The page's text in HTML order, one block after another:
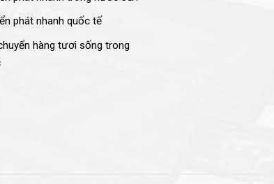
phát nhanh quốc tế
hàng tươi sống trong